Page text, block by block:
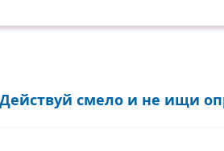
Действуй смело и не ищи